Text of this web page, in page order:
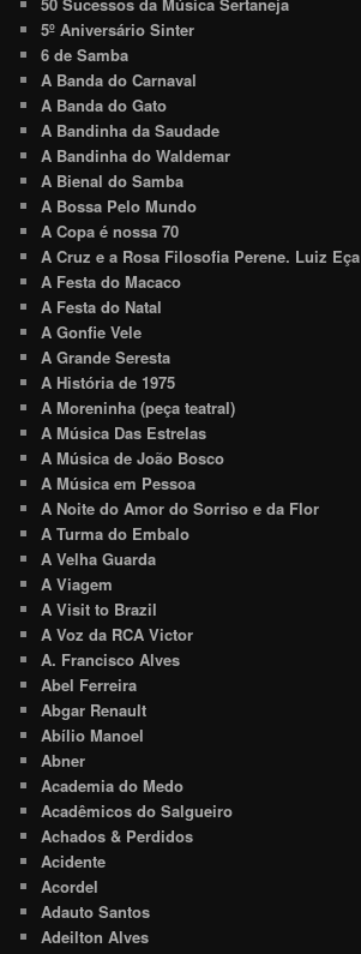
5º Aniversário Sinter
6 de Samba
A Banda do Carnaval
A Banda do Gato
A Bandinha da Saudade
A Bandinha do Waldemar
A Bienal do Samba
A Bossa Pelo Mundo
A Copa é nossa 70
A Cruz e a Rosa Filosofia Perene. Luiz Eça
A Festa do Macaco
A Festa do Natal
A Gonfie Vele
A Grande Seresta
A História de 1975
A Moreninha (peça teatral)
A Música Das Estrelas
A Música de João Bosco
A Música em Pessoa
A Noite do Amor do Sorriso e da Flor
A Turma do Embalo
A Velha Guarda
A Viagem
A Visit to Brazil
A Voz da RCA Victor
A. Francisco Alves
Abel Ferreira
Abgar Renault
Abílio Manoel
Abner
Academia do Medo
Acadêmicos do Salgueiro
Achados & Perdidos
Acidente
Acordel
Adauto Santos
Adeilton Alves